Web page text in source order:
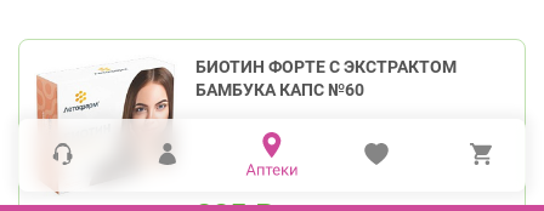
БИОТИН ФОРТЕ С ЭКСТРАКТОМ
БАМБУКА КАПС №60